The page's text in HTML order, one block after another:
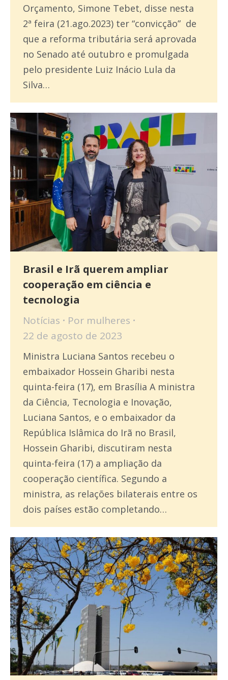
Orçamento, Simone Tebet, disse nesta
2ª feira (21.ago.2023) ter “convicção” de
que a reforma tributária será aprovada
no Senado até outubro e promulgada
pelo presidente Luiz Inácio Lula da
Silva…
Brasil e Irã querem ampliar
cooperação em ciência e
tecnologia
Notícias Por mulheres
22 de agosto de 2023
Ministra Luciana Santos recebeu o
embaixador Hossein Gharibi nesta
quinta-feira (17), em Brasília A ministra
da Ciência, Tecnologia e Inovação,
Luciana Santos, e o embaixador da
República Islâmica do Irã no Brasil,
Hossein Gharibi, discutiram nesta
quinta-feira (17) a ampliação da
cooperação científica. Segundo a
ministra, as relações bilaterais entre os
dois países estão completando…